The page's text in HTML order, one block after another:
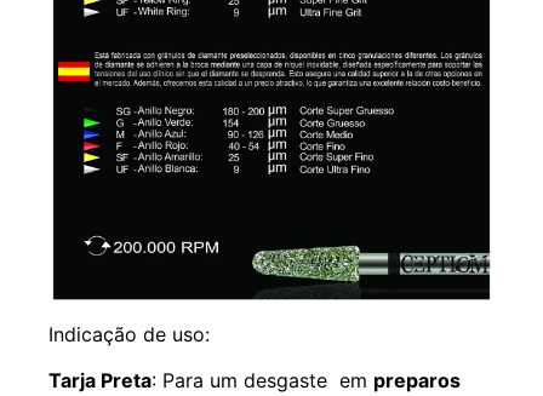
Indicação de uso:
Tarja Preta: Para um desgaste em preparos